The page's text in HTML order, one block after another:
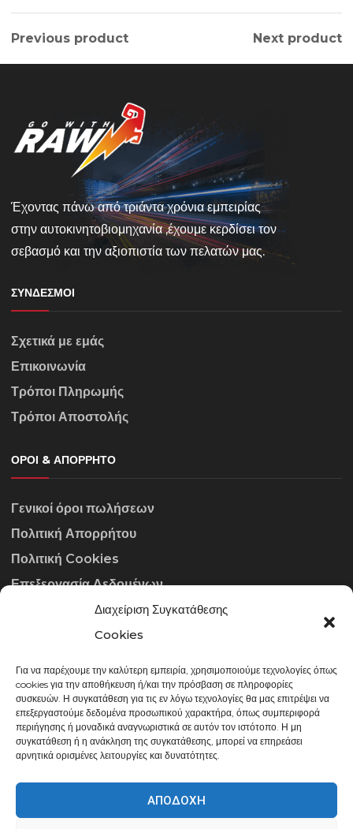
Διαχείριση Συγκατάθεσης
Cookies
Για να παρέχουμε την καλύτερη εμπειρία, χρησιμοποιούμε τεχνολογίες όπως
cookies για την αποθήκευση ή/και την πρόσβαση σε πληροφορίες
συσκευών. Η συγκατάθεση για τις εν λόγω τεχνολογίες θα μας επιτρέψει να
επεξεργαστούμε δεδομένα προσωπικού χαρακτήρα, όπως συμπεριφορά
περιήγησης ή μοναδικά αναγνωριστικά σε αυτόν τον ιστότοπο. Η μη
συγκατάθεση ή η ανάκληση της συγκατάθεσης, μπορεί να επηρεάσει
αρνητικά ορισμένες λειτουργίες και δυνατότητες.
ΑΠΟΔΟΧΉ
Previous product Next product
Έχοντας πάνω από τριάντα χρόνια εμπειρίας
στην αυτοκινητοβιομηχανία ,έχουμε κερδίσει τον
σεβασμό και την αξιοπιστία των πελατών μας.
ΣΎΝΔΕΣΜΟΙ
Σχετικά με εμάς
Επικοινωνία
Τρόποι Πληρωμής
Τρόποι Αποστολής
ΌΡΟΙ & ΑΠΌΡΡΗΤΟ
Γενικοί όροι πωλήσεων
Πολιτική Απορρήτου
Πολιτική Cookies
Επεξεργασία Δεδομένων
ΣΤΟΙΧΕΊΑ ΕΠΙΚΟΙΝΩΝΊΑΣ
info@gowithraw.gr
24310 35062
Δευ. - Παρ. 08:00 - 20:00